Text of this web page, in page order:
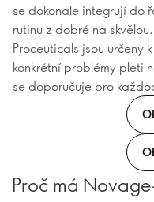
se dokonale integrují do
rutinu z dobré na
Proceuticals jsou určeny
konkrétní problémy pleti
se doporučuje pro
Proč má